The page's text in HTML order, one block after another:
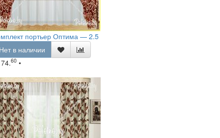
портьер Оптима — 2.5
в наличии
60 •